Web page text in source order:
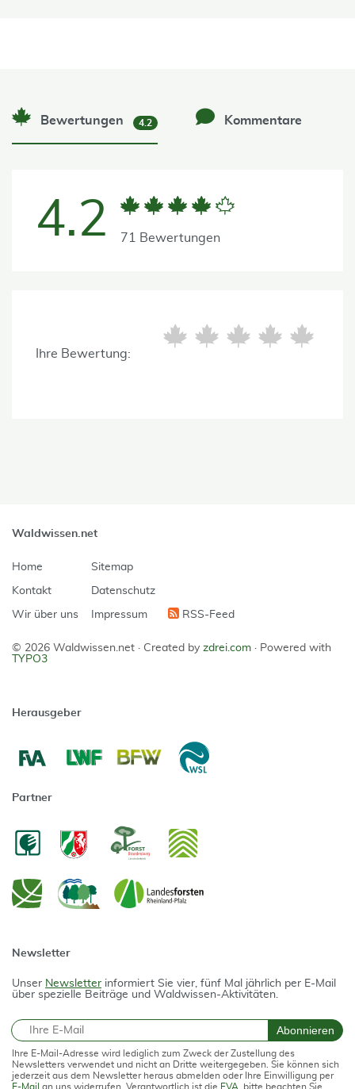
Bewertungen 4.2 Kommentare
4.2 71 Bewertungen
Ihre Bewertung:
Waldwissen.net
Home
Kontakt
Wir über uns
Sitemap
Datenschutz
Impressum RSS-Feed
© 2026 Waldwissen.net · Created by zdrei.com · Powered with
TYPO3
Herausgeber
Partner
Newsletter
Unser Newsletter informiert Sie vier, fünf Mal jährlich per E-Mail
über spezielle Beiträge und Waldwissen-Aktivitäten.
E-Mail Abonnieren
Ihre E-Mail-Adresse wird lediglich zum Zweck der Zustellung des
Newsletters verwendet und nicht an Dritte weitergegeben. Sie können sich
jederzeit aus dem Newsletter heraus abmelden oder Ihre Einwilligung per
E-Mail an uns widerrufen. Verantwortlich ist die FVA , bitte beachten Sie